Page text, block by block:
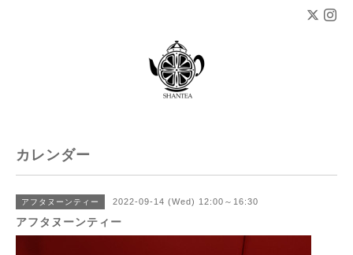
カレンダー
アフタヌーンティー 2022-09-14 (Wed) 12:00～16:30
アフタヌーンティー